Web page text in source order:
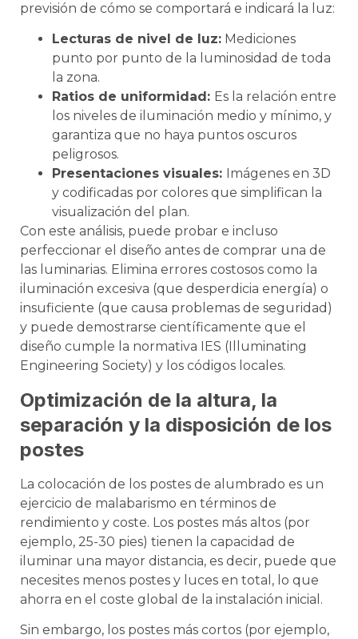
previsión de cómo se comportará e indicará la luz:
Lecturas de nivel de luz: Mediciones
punto por punto de la luminosidad de toda
la zona.
Ratios de uniformidad: Es la relación entre
los niveles de iluminación medio y mínimo, y
garantiza que no haya puntos oscuros
peligrosos.
Presentaciones visuales: Imágenes en 3D
y codificadas por colores que simplifican la
visualización del plan.
Con este análisis, puede probar e incluso
perfeccionar el diseño antes de comprar una de
las luminarias. Elimina errores costosos como la
iluminación excesiva (que desperdicia energía) o
insuficiente (que causa problemas de seguridad)
y puede demostrarse científicamente que el
diseño cumple la normativa IES (Illuminating
Engineering Society) y los códigos locales.
Optimización de la altura, la
separación y la disposición de los
postes
La colocación de los postes de alumbrado es un
ejercicio de malabarismo en términos de
rendimiento y coste. Los postes más altos (por
ejemplo, 25-30 pies) tienen la capacidad de
iluminar una mayor distancia, es decir, puede que
necesites menos postes y luces en total, lo que
ahorra en el coste global de la instalación inicial.
Sin embargo, los postes más cortos (por ejemplo,